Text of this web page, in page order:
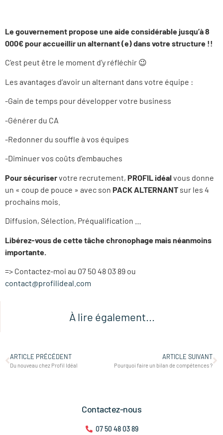
Le gouvernement propose une aide considérable jusqu’à 8
000€ pour accueillir un alternant (e) dans votre structure !!
C’est peut être le moment d’y réfléchir 😉
Les avantages d’avoir un alternant dans votre équipe :
-Gain de temps pour développer votre business
-Générer du CA
-Redonner du souffle à vos équipes
-Diminuer vos coûts d’embauches
Pour sécuriservotre recrutement, PROFIL idéal vous donne
un « coup de pouce » avec son PACK ALTERNANT sur les 4
prochains mois.
Diffusion, Sélection, Préqualification …
Libérez-vous de cette tâche chronophage mais néanmoins
importante.
=> Contactez-moi au 07 50 48 03 89 ou
contact@profilideal.com
À lire également...
ARTICLE PRÉCÉDENT
Du nouveau chez Profil Idéal
ARTICLE SUIVANT
Pourquoi faire un bilan de compétences ?
Contactez-nous
07 50 48 03 89